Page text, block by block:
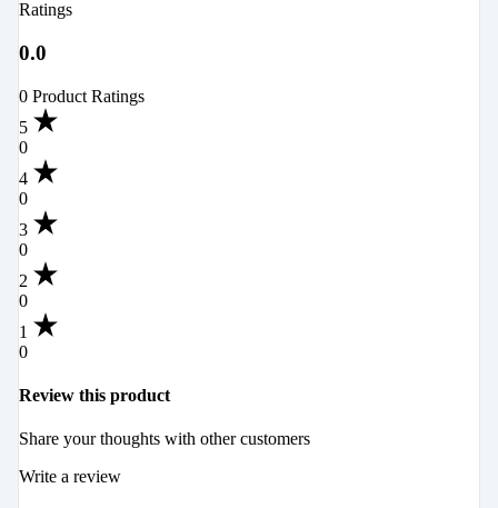
Ratings
0.0
0 Product Ratings
5
0
4
0
3
0
2
0
1
0
Review this product
Share your thoughts with other customers
Write a review